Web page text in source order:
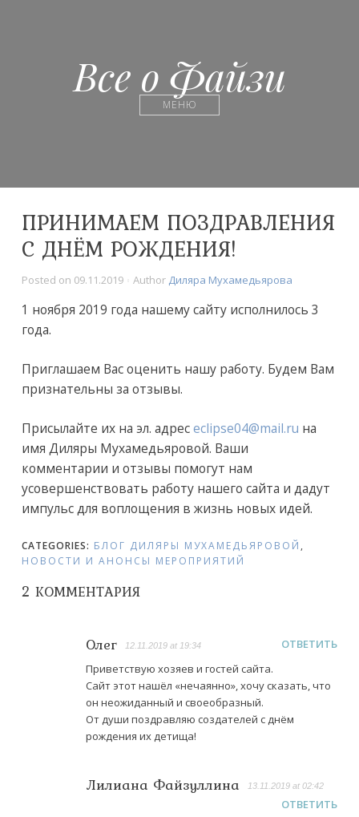
Все о Файзи
МЕНЮ
ПРИНИМАЕМ ПОЗДРАВЛЕНИЯ
С ДНЁМ РОЖДЕНИЯ!
Posted on 09.11.2019 Author Диляра Мухамедьярова
1 ноября 2019 года нашему сайту исполнилось 3
года.
Приглашаем Вас оценить нашу работу. Будем Вам
признательны за отзывы.
Присылайте их на эл. адресeclipse04@mail.ru на
имя Диляры Мухамедьяровой. Ваши
комментарии и отзывы помогут нам
усовершенствовать работу нашего сайта и дадут
импульс для воплощения в жизнь новых идей.
CATEGORIES: БЛОГ ДИЛЯРЫ МУХАМЕДЬЯРОВОЙ ,
НОВОСТИ И АНОНСЫ МЕРОПРИЯТИЙ
2 КОММЕНТАРИЯ
Олег 12.11.2019 at 19:34
ОТВЕТИТЬ
Приветствую хозяев и гостей сайта.
Сайт этот нашёл «нечаянно», хочу сказать, что
он неожиданный и своеобразный.
От души поздравляю создателей с днём
рождения их детища!
Лилиана Файзуллина 13.11.2019 at 02:42
ОТВЕТИТЬ